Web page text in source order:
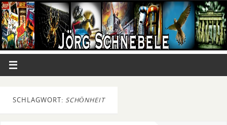
SCHLAGWORT: SCHÖNHEIT